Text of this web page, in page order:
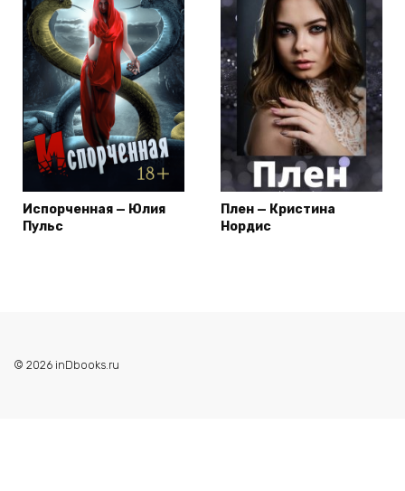
Испорченная — Юлия
Пульс
Плен — Кристина
Нордис
© 2026 inDbooks.ru